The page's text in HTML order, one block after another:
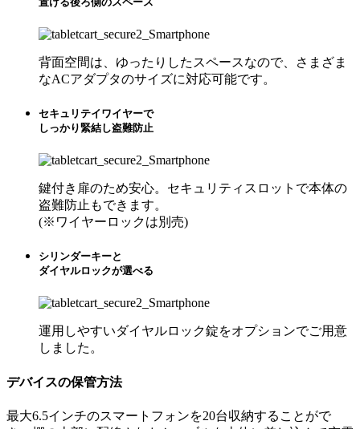
背面空間は、ゆったりしたスペースなので、さまざま
なACアダプタのサイズに対応可能です。
セキュリテイワイヤーで
しっかり緊結し盗難防止
鍵付き扉のため安心。セキュリティスロットで本体の
盗難防止もできます。
(※ワイヤーロックは別売)
シリンダーキーと
ダイヤルロックが選べる
運用しやすいダイヤルロック錠をオプションでご用意
しました。
デバイスの保管方法
最大6.5インチのスマートフォンを20台収納することがで